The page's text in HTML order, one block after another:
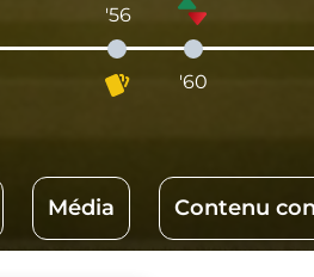
'56
'60
Média Contenu